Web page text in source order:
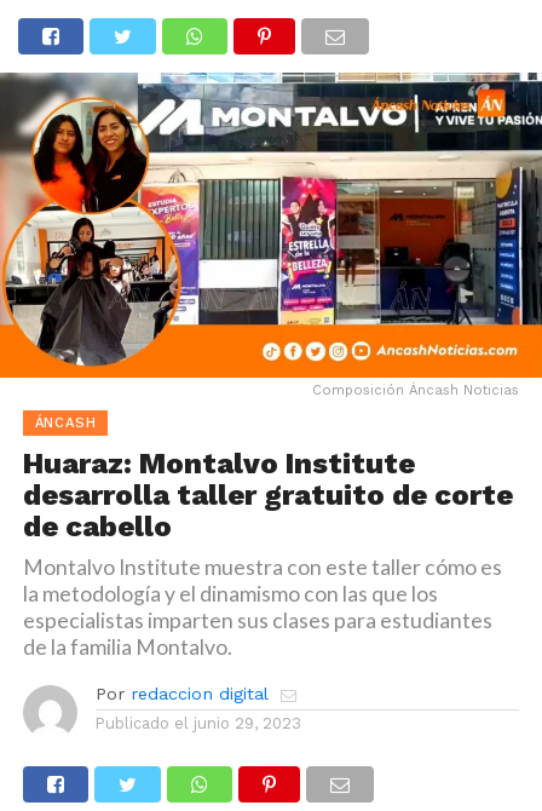
Composición Áncash Noticias
ÁNCASH
Huaraz: Montalvo Institute
desarrolla taller gratuito de corte
de cabello
Montalvo Institute muestra con este taller cómo es
la metodología y el dinamismo con las que los
especialistas imparten sus clases para estudiantes
de la familia Montalvo.
Por redaccion digital
Publicado el junio 29, 2023